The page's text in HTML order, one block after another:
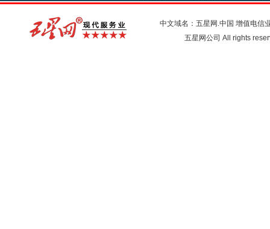
中文域名：五星网.中国 增值电信
五星网公司 All rights